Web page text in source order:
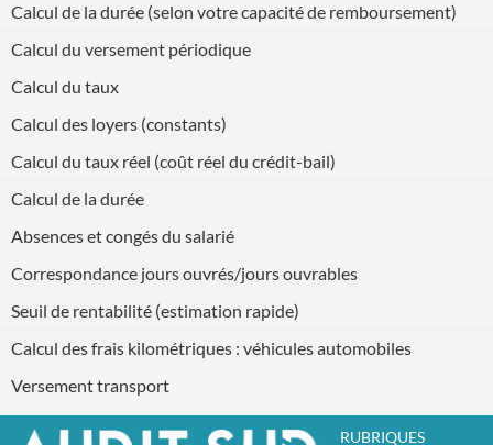
Calcul de la durée (selon votre capacité de remboursement)
Calcul du versement périodique
Calcul du taux
Calcul des loyers (constants)
Calcul du taux réel (coût réel du crédit-bail)
Calcul de la durée
Absences et congés du salarié
Correspondance jours ouvrés/jours ouvrables
Seuil de rentabilité (estimation rapide)
Calcul des frais kilométriques : véhicules automobiles
Versement transport
RUBRIQUES